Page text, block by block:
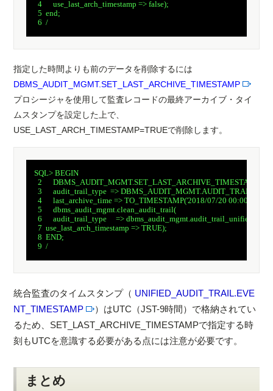
4      use_last_arch_timestamp => false);
5  end;
6  /
指定した時間よりも前のデータを削除するには
DBMS_AUDIT_MGMT.SET_LAST_ARCHIVE_TIMESTAMP
プロシージャを使用して監査レコードの最終アーカイブ・タイ
ムスタンプを設定した上で、
USE_LAST_ARCH_TIMESTAMP=TRUEで削除します。
SQL> BEGIN
2      DBMS_AUDIT_MGMT.SET_LAST_ARCHIVE_TIMESTAMP(
3      audit_trail_type  =>
4      last_archive_time => TO_TIMESTAMP('2018/07/20
5      dbms_audit_mgmt.clean_audit_trail(
6      audit_trail_type     => dbms_audit_mgmt.audit_trail_unified,
7  use_last_arch_timestamp => TRUE);
8  END;
9  /
統合監査のタイムスタンプ（ UNIFIED_AUDIT_TRAIL.EVE
NT_TIMESTAMP
）はUTC（JST-9時間）で格納されてい
るため、SET_LAST_ARCHIVE_TIMESTAMPで指定する時
刻もUTCを意識する必要がある点には注意が必要です。
まとめ